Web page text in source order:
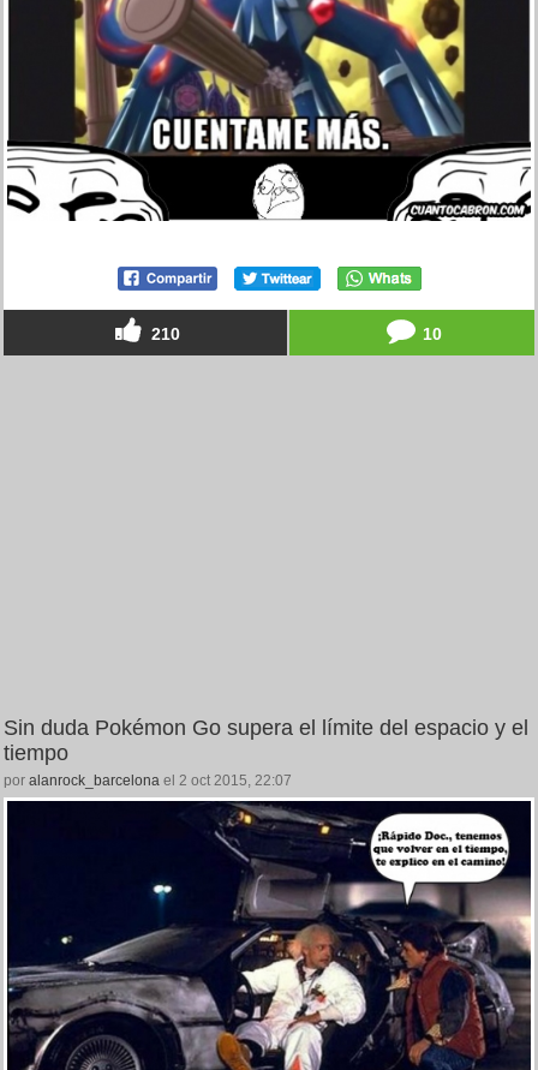
210 10
Sin duda Pokémon Go supera el límite del espacio y el
tiempo
por alanrock_barcelona el 2 oct 2015, 22:07